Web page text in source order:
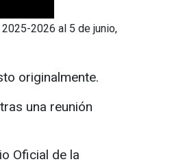
2026 al 5 de junio,
originalmente.
una reunión
Oficial de la